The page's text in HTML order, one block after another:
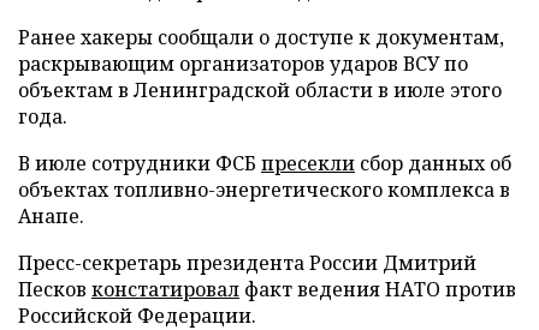
Ранее хакеры сообщали о доступе к документам,
раскрывающим организаторов ударов ВСУ по
объектам в Ленинградской области в июле этого
года.
В июле сотрудники ФСБ пресекли сбор данных об
объектах топливно-энергетического комплекса в
Анапе.
Пресс-секретарь президента России Дмитрий
Песков констатировал факт ведения НАТО против
Российской Федерации.